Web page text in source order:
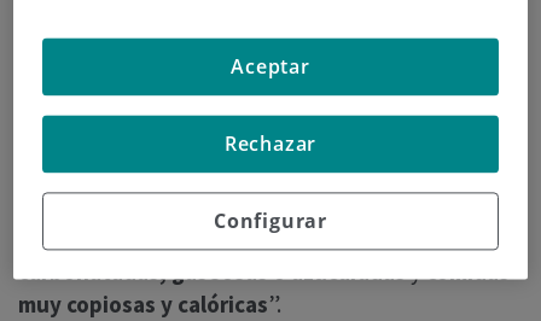
gastrointestinaleses seguir unos hábitos
saludables respecto a la alimentación, una
equilibrada y variada, mantener un orden en los
, realizar cinco comidas al día,
garantizar un buen aporte hídrico(nos podemos
valer de aguas, aguas infusionadas, sopas frías,
fruta y verdura de temporada),
carbonatadas, gaseosas o azucaradasycomidas
muy copiosas y calóricas”.
Configurar
Rechazar
Aceptar